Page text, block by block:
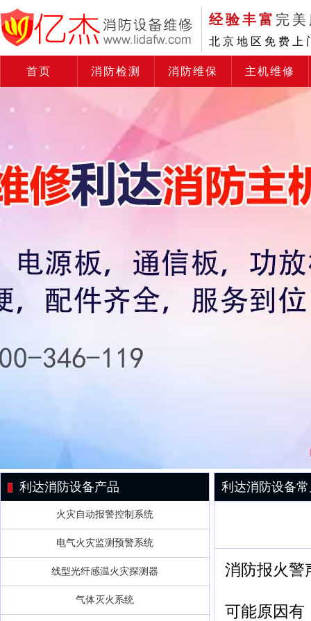
经验丰富 完
北京地区免费上
首页 消防检测 消防维保 主机维修
利达消防设备产品
火灾自动报警控制系统
电气火灾监测预警系统
线型光纤感温火灾探测器
气体灭火系统
利达消防设备
消防报火警
可能原因有